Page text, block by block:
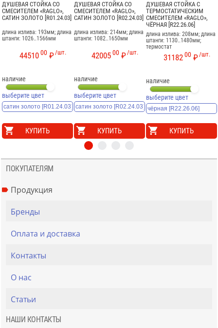
ДУШЕВАЯ СТОЙКА СО
СМЕСИТЕЛЕМ «RAGLO»,
САТИН ЗОЛОТО [R01.24.03]
длина излива: 193мм; длина
штанги: 1026..1566мм
/шт.
4451000 ₽
наличие
выберите цвет
КУПИТЬ
ДУШЕВАЯ СТОЙКА СО
СМЕСИТЕЛЕМ «RAGLO»,
САТИН ЗОЛОТО [R02.24.03]
длина излива: 214мм; длина
штанги: 1082..1650мм
/шт.
4200500 ₽
наличие
выберите цвет
КУПИТЬ
ДУШЕВАЯ СТОЙКА С
ТЕРМОСТАТИЧЕСКИМ
СМЕСИТЕЛЕМ «RAGLO»,
ЧЁРНАЯ [R22.26.06]
длина излива: 208мм; длина
штанги: 1130..1480мм;
термостат
/шт.
3118200 ₽
наличие
выберите цвет
КУПИТЬ
ПОКУПАТЕЛЯМ
Продукция
Бренды
Оплата и доставка
Контакты
О нас
Статьи
НАШИ КОНТАКТЫ